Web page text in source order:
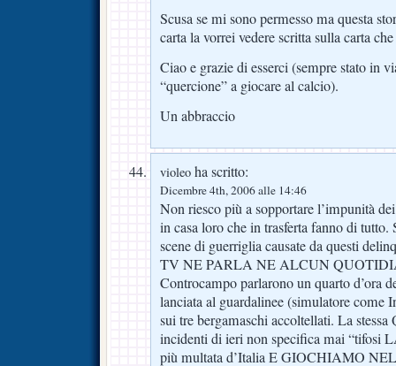
Scusa se mi sono permesso ma questa
carta la vorrei vedere scritta sulla carta
Ciao e grazie di esserci (sempre stato in
“quercione” a giocare al calcio).
Un abbraccio
violeo ha scritto:
Dicembre 4th, 2006 alle 14:46
Non riesco più a sopportare l’impunità
in casa loro che in trasferta fanno di tutto.
scene di guerriglia causate da questi
TV NE PARLA NE ALCUN
Controcampo parlarono un quarto d’ora
lanciata al guardalinee (simulatore come
sui tre bergamaschi accoltellati. La
incidenti di ieri non specifica mai “tifosi
più multata d’Italia E GIOCHIAMO